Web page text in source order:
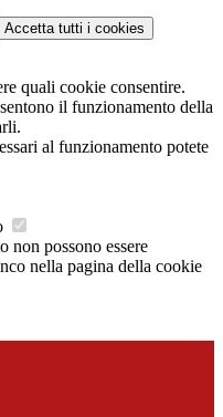
Accetta tutti i cookies
quali cookie consentire.
il funzionamento della
al funzionamento potete
non possono essere
nella pagina della cookie